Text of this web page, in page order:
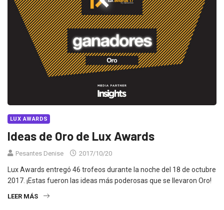
LUX AWARDS
Ideas de Oro de Lux Awards
Pesantes Denise 2017/10/20
Lux Awards entregó 46 trofeos durante la noche del 18 de octubre
2017. ¡Estas fueron las ideas más poderosas que se llevaron Oro!
LEER MÁS